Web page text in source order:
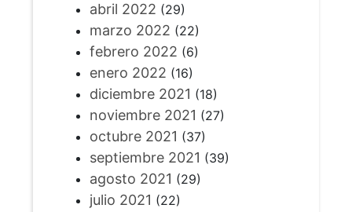
abril 2022 (29)
marzo 2022 (22)
febrero 2022 (6)
enero 2022 (16)
diciembre 2021 (18)
noviembre 2021 (27)
octubre 2021 (37)
septiembre 2021 (39)
agosto 2021 (29)
julio 2021 (22)